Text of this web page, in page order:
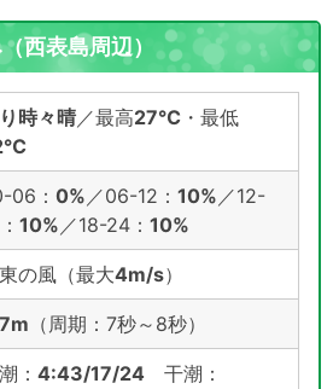
西表島周辺）
時々晴／最高27℃ ・最低
℃
06： 0% ／06-12： 10% ／12-
10% ／18-24： 10%
の風（最大4m/s）
（周期：7秒～8秒）
： 4:43/17/24 干潮：